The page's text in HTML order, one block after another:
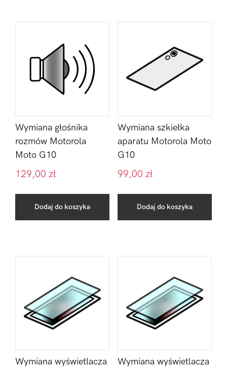
Wymiana głośnika
rozmów Motorola
Moto G10
129,00 zł
Dodaj do koszyka
Wymiana szkiełka
aparatu Motorola Moto
G10
99,00 zł
Dodaj do koszyka
Wymiana wyświetlacza
Wymiana wyświetlacza